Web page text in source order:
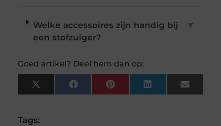
Welke accessoires zijn handig bij
een stofzuiger?
▼
Goed artikel? Deel hem dan op:
X
(Twitter)
FacebookPinterestLinkedInEmail
Tags: